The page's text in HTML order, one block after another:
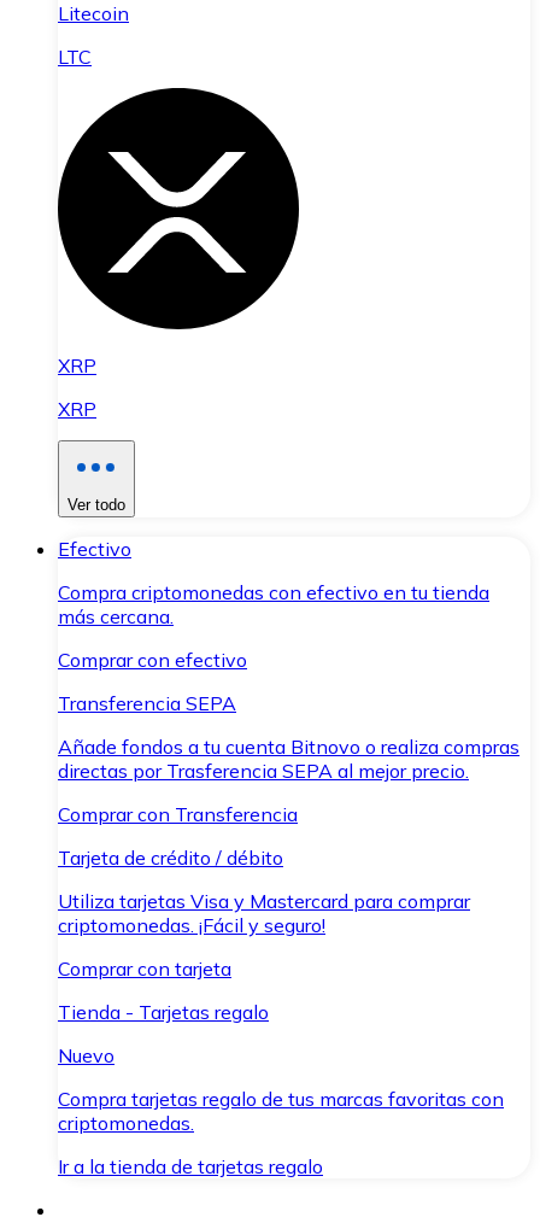
Litecoin
LTC
XRP
XRP
Ver todo
Efectivo
Compra criptomonedas con efectivo en tu tienda
más cercana.
Comprar con efectivo
Transferencia SEPA
Añade fondos a tu cuenta Bitnovo o realiza compras
directas por Trasferencia SEPA al mejor precio.
Comprar con Transferencia
Tarjeta de crédito / débito
Utiliza tarjetas Visa y Mastercard para comprar
criptomonedas. ¡Fácil y seguro!
Comprar con tarjeta
Tienda - Tarjetas regalo
Nuevo
Compra tarjetas regalo de tus marcas favoritas con
criptomonedas.
Ir a la tienda de tarjetas regalo